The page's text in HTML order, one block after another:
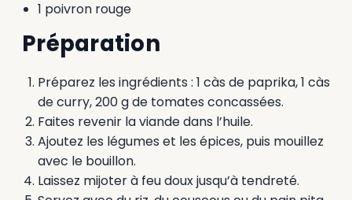
1 poivron rouge
Préparation
Préparez les ingrédients : 1 càs de paprika, 1 càs
de curry, 200 g de tomates concassées.
Faites revenir la viande dans l’huile.
Ajoutez les légumes et les épices, puis mouillez
avec le bouillon.
Laissez mijoter à feu doux jusqu’à tendreté.